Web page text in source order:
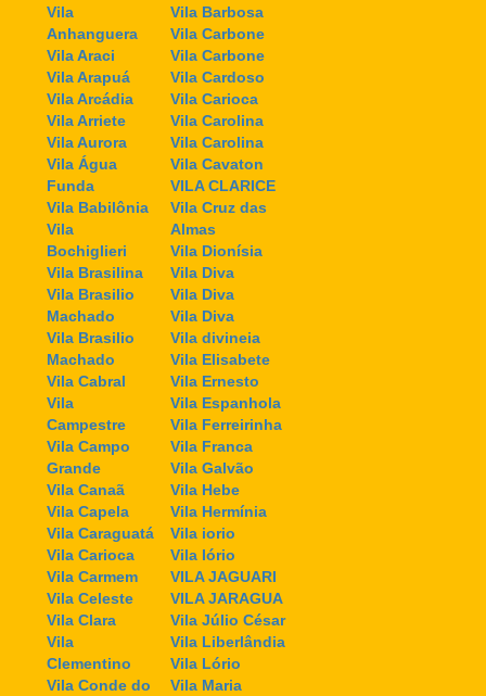
Vila
Anhanguera
Vila Araci
Vila Arapuá
Vila Arcádia
Vila Arriete
Vila Aurora
Vila Água
Funda
Vila Babilônia
Vila
Bochiglieri
Vila Brasilina
Vila Brasilio
Machado
Vila Brasilio
Machado
Vila Cabral
Vila
Campestre
Vila Campo
Grande
Vila Canaã
Vila Capela
Vila Caraguatá
Vila Carioca
Vila Carmem
Vila Celeste
Vila Clara
Vila
Clementino
Vila Conde do
Vila Barbosa
Vila Carbone
Vila Carbone
Vila Cardoso
Vila Carioca
Vila Carolina
Vila Carolina
Vila Cavaton
VILA CLARICE
Vila Cruz das
Almas
Vila Dionísia
Vila Diva
Vila Diva
Vila Diva
Vila divineia
Vila Elisabete
Vila Ernesto
Vila Espanhola
Vila Ferreirinha
Vila Franca
Vila Galvão
Vila Hebe
Vila Hermínia
Vila iorio
Vila Iório
VILA JAGUARI
VILA JARAGUA
Vila Júlio César
Vila Liberlândia
Vila Lório
Vila Maria